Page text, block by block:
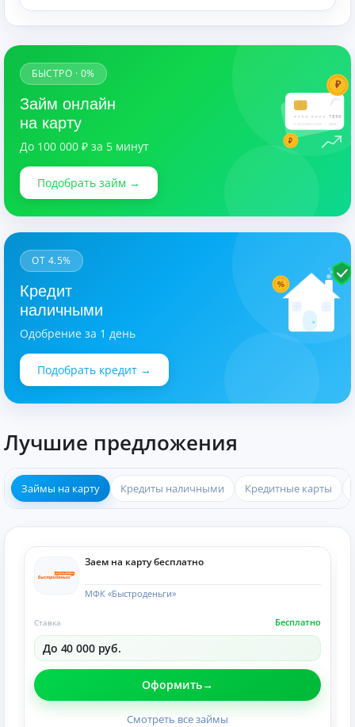
7890
CARDHOLDER 03/28
₽
₽
БЫСТРО · 0%
Займ онлайн
на карту
До 100 000 ₽ за 5 минут
Подобрать займ →
%
ОТ 4.5%
Кредит
наличными
Одобрение за 1 день
Подобрать кредит →
Лучшие предложения
Займы на карту Кредиты наличными Кредитные карты
Заем на карту бесплатно
МФК «Быстроденьги»
Бесплатно
Ставка
До 40 000 руб.
Оформить
Смотреть все займы